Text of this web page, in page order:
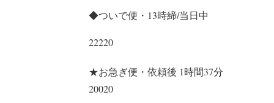
◆ついで便・13時締/当日中
22220
★お急ぎ便・依頼後 1時間37分
20020